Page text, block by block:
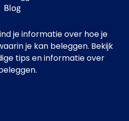
je informatie over hoe je
je kan beleggen. Bekijk
tips en informatie over